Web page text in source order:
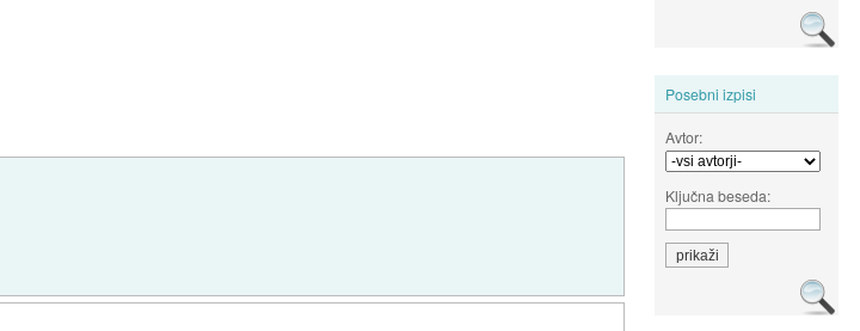
Posebni izpisi
Avtor:
Ključna beseda: